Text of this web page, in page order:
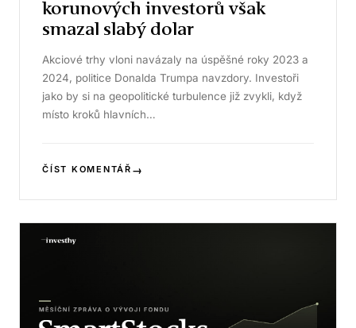
korunových investorů však
smazal slabý dolar
Akciové trhy vloni navázaly na úspěšné roky 2023 a
2024, politice Donalda Trumpa navzdory. Investoři
jako by si na geopolitické turbulence již zvykli, když
místo kroků hlavních…
ČÍST KOMENTÁŘ →